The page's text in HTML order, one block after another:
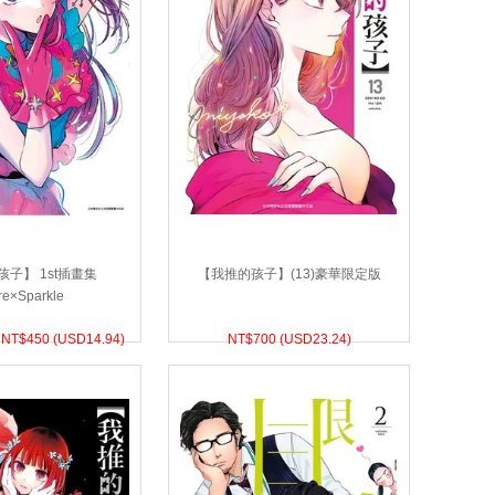
子】 1st插畫集
450 (USD14.94)
【我推的孩子】(13)豪華限定版
NT$700 (USD23.24)